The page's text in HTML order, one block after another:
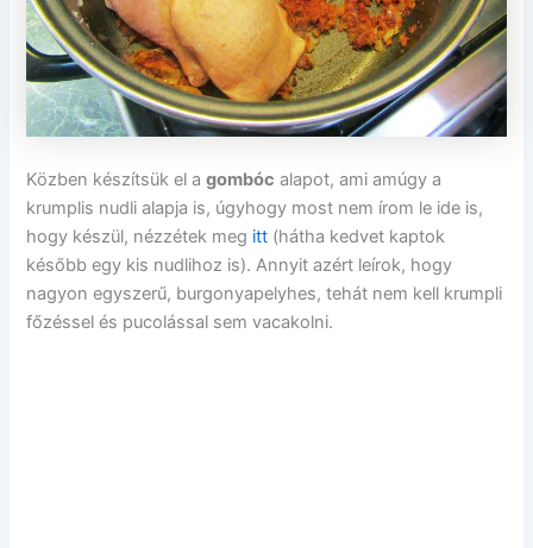
Közben készítsük el agombóc alapot, ami amúgy a
krumplis nudli alapja is, úgyhogy most nem írom le ide is,
hogy készül, nézzétek meg itt (hátha kedvet kaptok
később egy kis nudlihoz is). Annyit azért leírok, hogy
nagyon egyszerű, burgonyapelyhes, tehát nem kell krumpli
főzéssel és pucolással sem vacakolni.